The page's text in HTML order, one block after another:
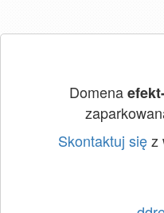
Domena
Skontaktuj sięz